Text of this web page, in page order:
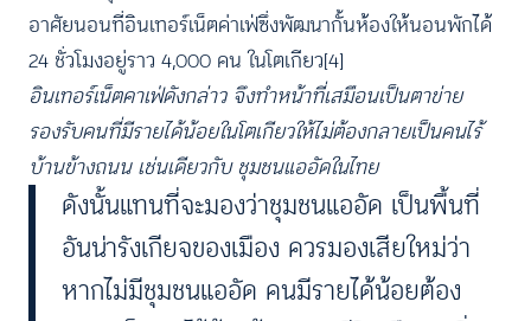
อาศัยนอนที่อินเทอร์เน็ตค่าเฟ่ซึ่งพัฒนากั้นห้องให้นอนพักได้
24 ชั่วโมงอยู่ราว 4,000 คน ในโตเกียว[4]
อินเทอร์เน็ตคาเฟ่ดังกล่าว จึงทำหน้าที่เสมือนเป็นตาข่าย
รองรับคนที่มีรายได้น้อยในโตเกียวให้ไม่ต้องกลายเป็นคนไร้
บ้านข้างถนน เช่นเดียวกับ ชุมชนแออัดในไทย
ดังนั้นแทนที่จะมองว่าชุมชนแออัด เป็นพื้นที่
อันน่ารังเกียจของเมือง ควรมองเสียใหม่ว่า
หากไม่มีชุมชนแออัด คนมีรายได้น้อยต้อง